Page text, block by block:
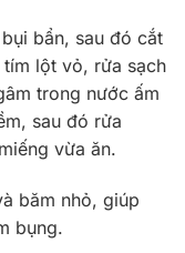
bẩn, sau đó cắt
lột vỏ, rửa sạch
trong nước ấm
sau đó rửa
vừa ăn.
băm nhỏ, giúp
bụng.